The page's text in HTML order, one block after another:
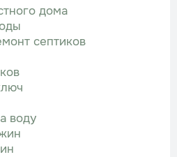
дома
септиков
воду